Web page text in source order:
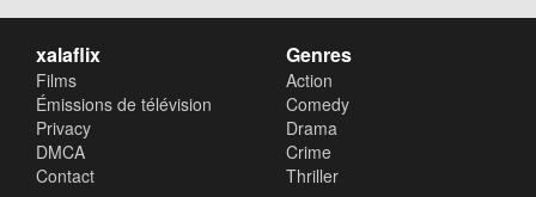
xalaflix
Films
Émissions de télévision
Privacy
DMCA
Contact
Genres
Action
Comedy
Drama
Crime
Thriller